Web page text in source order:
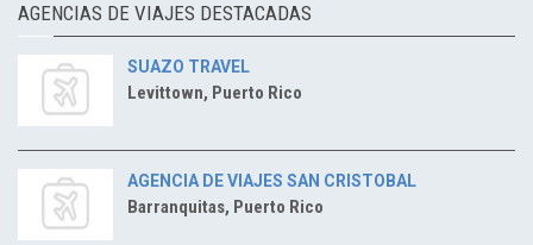
AGENCIAS DE VIAJES DESTACADAS
SUAZO TRAVEL
Levittown, Puerto Rico
AGENCIA DE VIAJES SAN CRISTOBAL
Barranquitas, Puerto Rico